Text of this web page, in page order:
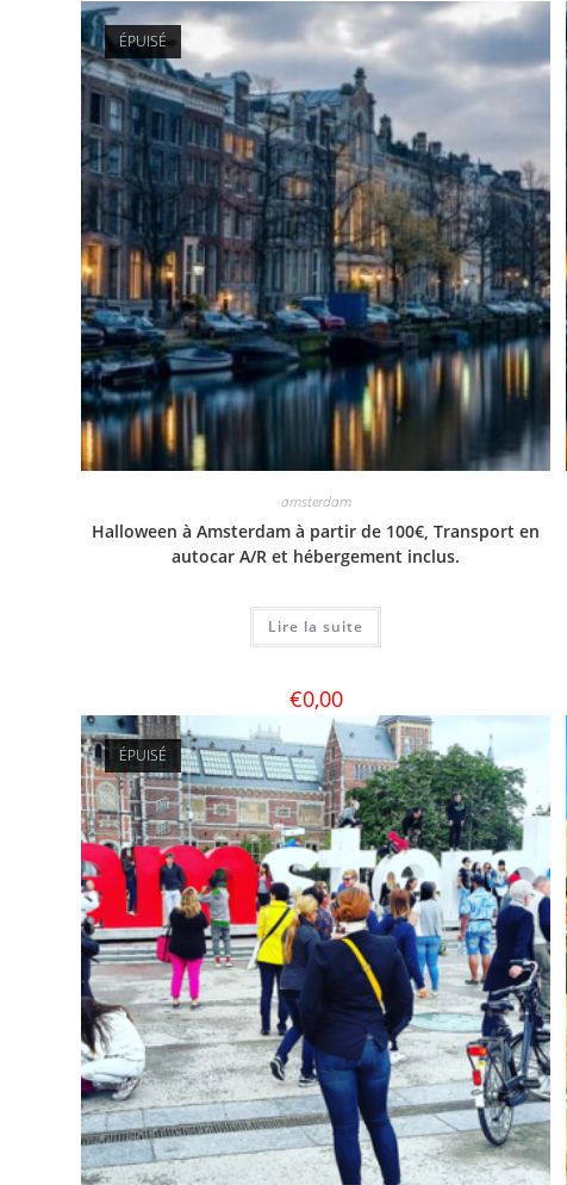
ÉPUISÉ
amsterdam
Halloween à Amsterdam à partir de 100€, Transport en
autocar A/R et hébergement inclus.
Lire la suite
€0,00
ÉPUISÉ